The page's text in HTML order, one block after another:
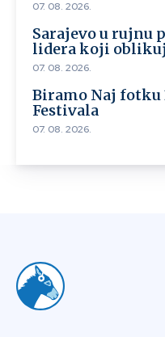
07. 08. 2026.
Sarajevo u rujnu
lidera koji
07. 08. 2026.
Biramo Naj fotku
Festivala
07. 08. 2026.